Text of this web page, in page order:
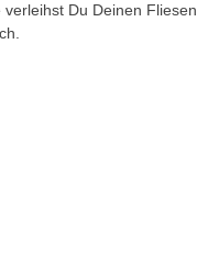
Du Deinen Fliesen